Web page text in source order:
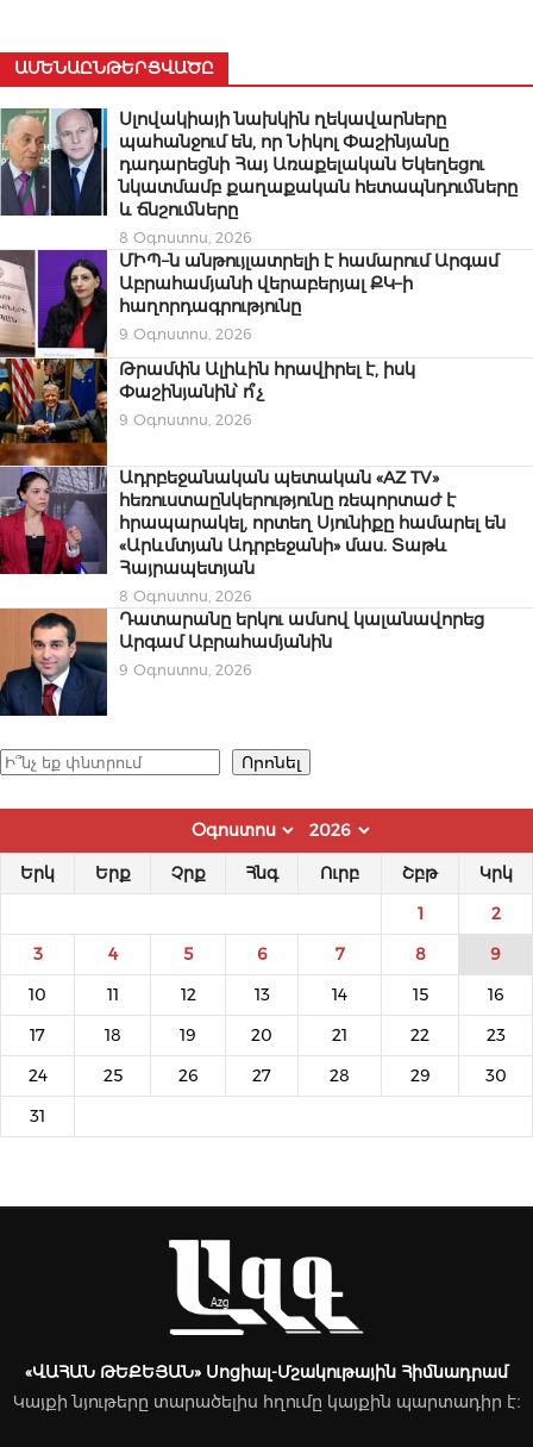
ԱՄԵՆԱԸՆԹԵՐՑՎԱԾԸ
Սլովակիայի նախկին ղեկավարները
պահանջում են, որ Նիկոլ Փաշինյանը
դադարեցնի Հայ Առաքելական Եկեղեցու
նկատմամբ քաղաքական հետապնդումները
և ճնշումները
8 Օգոստոս, 2026
ՄԻՊ–ն անթույլատրելի է համարում Արգամ
Աբրահամյանի վերաբերյալ ՔԿ–ի
հաղորդագրությունը
9 Օգոստոս, 2026
Թրամփն Ալիևին հրավիրել է, իսկ
Փաշինյանին՝ ո՞չ
9 Օգոստոս, 2026
Ադրբեջանական պետական «AZ TV»
հեռուստաընկերությունը ռեպորտաժ է
հրապարակել, որտեղ Սյունիքը համարել են
«Արևմտյան Ադրբեջանի» մաս. Տաթև
Հայրապետյան
8 Օգոստոս, 2026
Դատարանը երկու ամսով կալանավորեց
Արգամ Աբրահամյանին
9 Օգոստոս, 2026
Որոնել Որոնել
Երկ Երք Չրք Հնգ Ուրբ Շբթ Կրկ
1 2
3 4 5 6 7 8 9
10 11 12 13 14 15 16
17 18 19 20 21 22 23
24 25 26 27 28 29 30
31
«ՎԱՀԱՆ ԹԵՔԵՅԱՆ» Սոցիալ-Մշակութային Հիմնադրամ
Կայքի նյութերը տարածելիս հղումը կայքին պարտադիր է։